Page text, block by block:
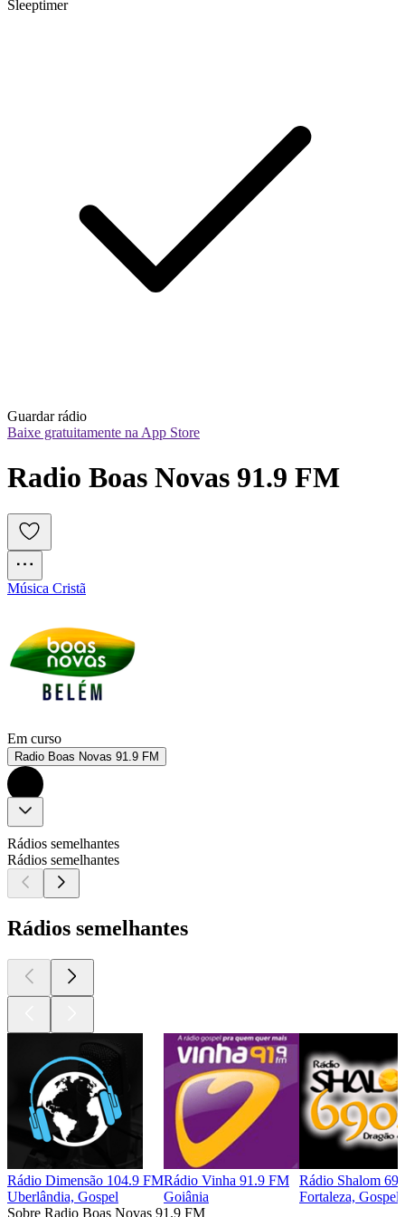
Sleeptimer
Guardar rádio
Baixe gratuitamente na App Store
Radio Boas Novas 91.9 FM
Música Cristã
Em curso
Radio Boas Novas 91.9 FM
Rádios semelhantes
Rádios semelhantes
Rádios semelhantes
Rádio Dimensão 104.9 FM
Uberlândia, Gospel
Rádio Vinha 91.9 FM
Goiânia
Rádio Shalom
Fortaleza, Gospel
Sobre Radio Boas Novas 91.9 FM